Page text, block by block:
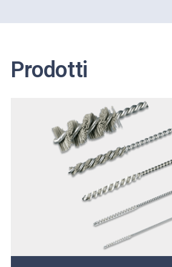
Prodotti